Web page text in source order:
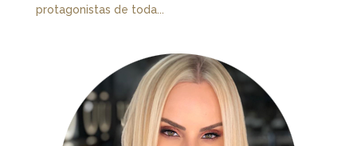
protagonistas de toda...